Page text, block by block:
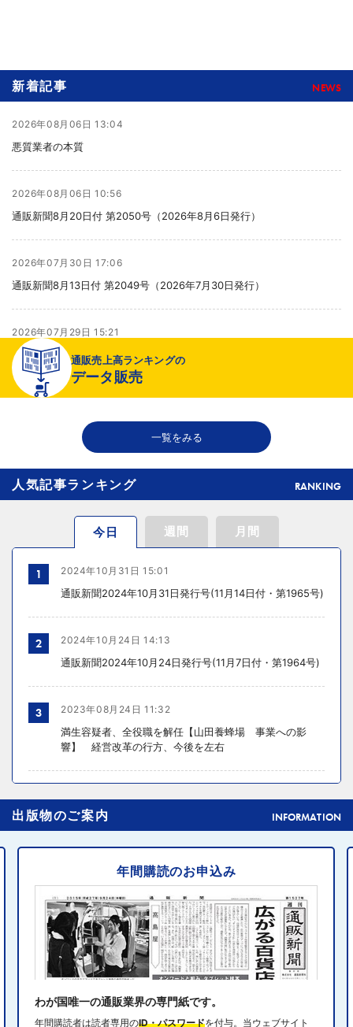
新着記事 NEWS
2026年08月06日 13:04
悪質業者の本質
2026年08月06日 10:56
通販新聞8月20日付 第2050号（2026年8月6日発行）
2026年07月30日 17:06
通販新聞8月13日付 第2049号（2026年7月30日発行）
2026年07月29日 15:21
より健全な売り場へ
2026年07月29日 15:20
千趣会が新インナーブランド開発、締め付け感のない着心地へ
通販売上高ランキングの
データ販売
一覧をみる
人気記事ランキング RANKING
今日 週間 月間
1 2024年10月31日 15:01
通販新聞2024年10月31日発行号(11月14日付・第1965号)
2 2024年10月24日 14:13
通販新聞2024年10月24日発行号(11月7日付・第1964号)
3 2023年08月24日 11:32
満生容疑者、全役職を解任【山田養蜂場 事業への影
響】 経営改革の行方、今後を左右
4
元ディノスの石川森生氏、ECのプロフェッショナルらの
共助型ネットワーク組織立ち上げ
2024年10月31日 14:10
消費者庁、美容液通販に特定商取引法違反で9カ月の業務
停止命令
2024年10月31日 14:32
り込み
出版物のご案内 INFORMATION
年間購読のお申込み
わが国唯一の通販業界の専門紙です。
年間購読者は読者専用のID・パスワードを付与。当ウェブサイト